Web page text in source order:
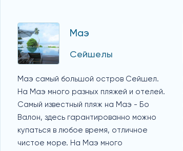
Маэ
Сейшелы
Маэ самый большой остров Сейшел.
На Маэ много разных пляжей и отелей.
Самый известный пляж на Маэ - Бо
Валон, здесь гарантированно можно
купаться в любое время, отличное
чистое море. На Маэ много